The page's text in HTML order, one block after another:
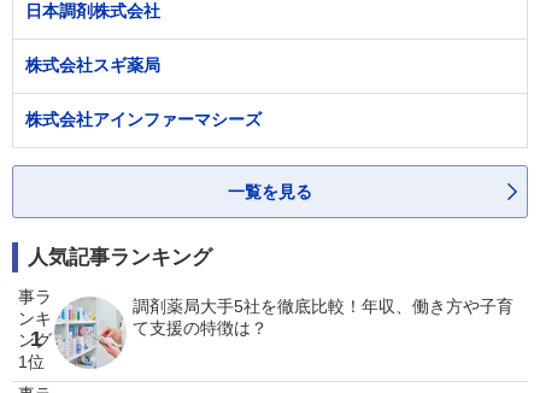
日本調剤株式会社
株式会社スギ薬局
株式会社アインファーマシーズ
一覧を見る
人気記事ランキング
1
調剤薬局大手5社を徹底比較！年収、働き方や子育
て支援の特徴は？